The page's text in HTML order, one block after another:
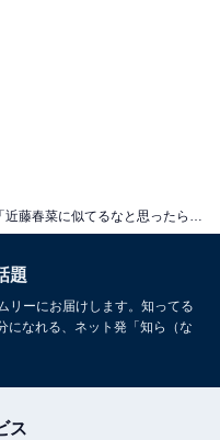
題
リーにお届けします。知ってる
になれる、ネット発「知ら（な
ス